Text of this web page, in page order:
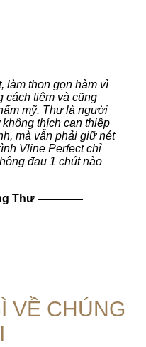
làm thon gọn hàm vì
cách tiêm và cũng
mỹ. Thư là người
thích can thiệp
mà vẫn phải giữ nét
Vline Perfect chỉ
đau 1 chút nào
Thư————
VỀ CHÚNG